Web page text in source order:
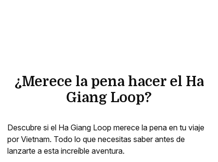
¿Merece la pena hacer el Ha
Giang Loop?
Descubre si el Ha Giang Loop merece la pena en tu viaje
por Vietnam. Todo lo que necesitas saber antes de
lanzarte a esta increíble aventura.